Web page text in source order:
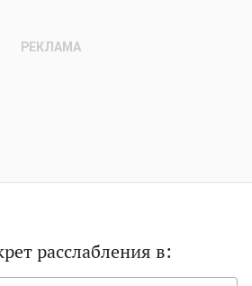
расслабления в: